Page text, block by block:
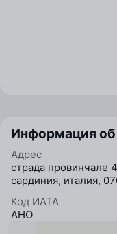
Информация об
Адрес
страда провинчале
сардиния, италия,
Код ИАТА
AHO